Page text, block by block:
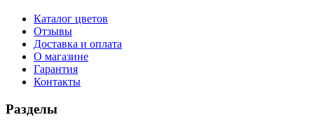
Каталог цветов
Отзывы
Доставка и оплата
О магазине
Гарантия
Контакты
Разделы